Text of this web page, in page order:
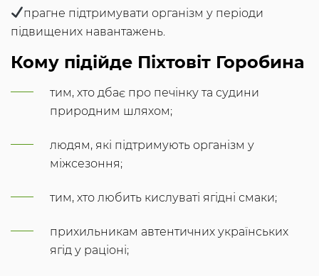
прагне підтримувати організм у періоди
підвищених навантажень.
Кому підійде Піхтовіт Горобина
тим, хто дбає про печінку та судини
природним шляхом;
людям, які підтримують організм у
міжсезоння;
тим, хто любить кислуваті ягідні смаки;
прихильникам автентичних українських
ягід у раціоні;